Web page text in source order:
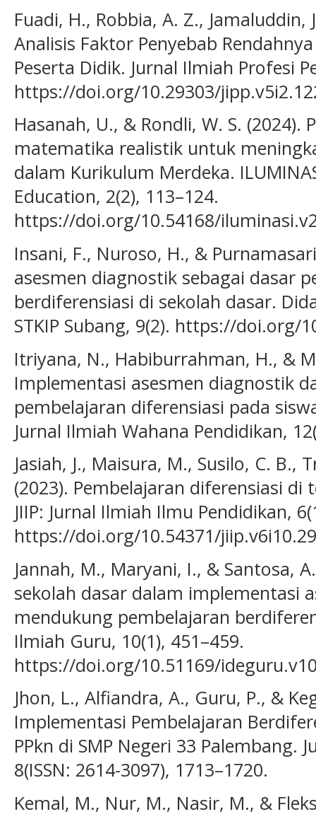
Fuadi, H., Robbia, A. Z., Jamaluddin,
Analisis Faktor Penyebab
Peserta Didik. Jurnal Ilmiah Profesi
https://doi.org/10.29303/
Hasanah, U., & Rondli, W. S. (2024).
matematika realistik untuk
dalam Kurikulum Merdeka.
Education, 2(2), 113–124.
https://doi.org/10.54168/
Insani, F., Nuroso, H., &
asesmen diagnostik sebagai dasar
berdiferensiasi di sekolah dasar.
STKIP Subang, 9(2). https://doi.org/
Itriyana, N., Habiburrahman, H., &
Implementasi asesmen diagnostik
pembelajaran diferensiasi pada
Jurnal Ilmiah Wahana Pendidikan,
Jasiah, J., Maisura, M., Susilo, C. B.,
(2023). Pembelajaran diferensiasi
JIIP: Jurnal Ilmiah Ilmu Pendidikan,
https://doi.org/10.54371/
Jannah, M., Maryani, I., & Santosa,
sekolah dasar dalam implementasi
mendukung pembelajaran
Ilmiah Guru, 10(1), 451–459.
https://doi.org/10.51169/
Jhon, L., Alfiandra, A., Guru, P., &
Implementasi Pembelajaran
PPkn di SMP Negeri 33 Palembang.
8(ISSN: 2614-3097), 1713–1720.
Kemal, M., Nur, M., Nasir, M., &